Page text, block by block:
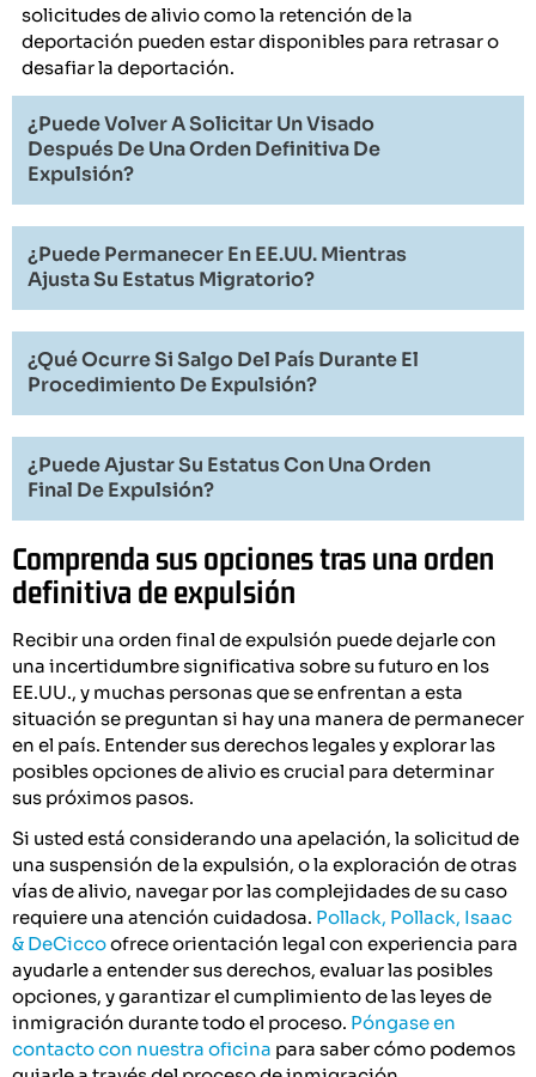
solicitudes de alivio como la retención de la
deportación pueden estar disponibles para retrasar o
desafiar la deportación.
¿Puede Volver A Solicitar Un Visado
Después De Una Orden Definitiva De
Expulsión?
¿Puede Permanecer En EE.UU. Mientras
Ajusta Su Estatus Migratorio?
¿Qué Ocurre Si Salgo Del País Durante El
Procedimiento De Expulsión?
¿Puede Ajustar Su Estatus Con Una Orden
Final De Expulsión?
Comprenda sus opciones tras una orden
definitiva de expulsión
Recibir una orden final de expulsión puede dejarle con
una incertidumbre significativa sobre su futuro en los
EE.UU., y muchas personas que se enfrentan a esta
situación se preguntan si hay una manera de permanecer
en el país. Entender sus derechos legales y explorar las
posibles opciones de alivio es crucial para determinar
sus próximos pasos.
Si usted está considerando una apelación, la solicitud de
una suspensión de la expulsión, o la exploración de otras
vías de alivio, navegar por las complejidades de su caso
requiere una atención cuidadosa. Pollack, Pollack, Isaac
& DeCiccoofrece orientación legal con experiencia para
ayudarle a entender sus derechos, evaluar las posibles
opciones, y garantizar el cumplimiento de las leyes de
inmigración durante todo el proceso. Póngase en
contacto con nuestra oficina para saber cómo podemos